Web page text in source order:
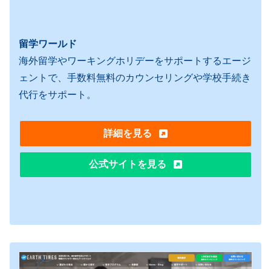
留学ワールド
海外留学やワーキングホリデーをサポートするエージ
ェントで、手数料無料のカウンセリングや学校手続き
代行をサポート。
詳細を見る
公式サイトを見る